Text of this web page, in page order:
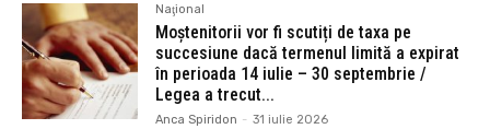
Naţional
Moștenitorii vor fi scutiți de taxa pe
succesiune dacă termenul limită a expirat
în perioada 14 iulie – 30 septembrie /
Legea a trecut...
Anca Spiridon - 31 iulie 2026